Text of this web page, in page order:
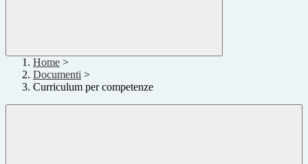
Home >
Documenti >
Curriculum per competenze